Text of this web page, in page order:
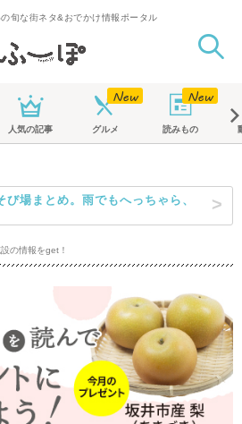
旬な街ネタ&おでかけ情報ポータル
人気の記事 グルメ 読みもの
場まとめ。雨でもへっちゃら、
の情報をget！